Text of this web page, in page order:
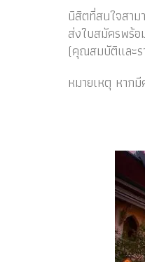
นิสิตที่สนใจสาม
ส่งใบสมัครพร้อ
(คุณสมบัติและร
หมายเหตุ หาก